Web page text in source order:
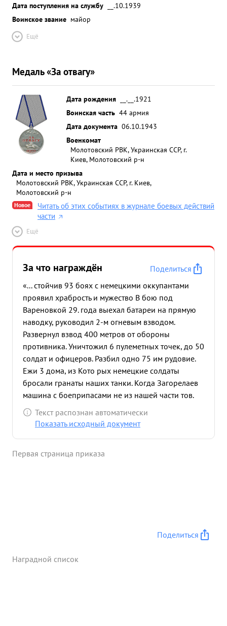
Дата поступления на службу
__.10.1939
Воинское звание майор
Ещё
Медаль «За отвагу»
Дата рождения
__.__.1921
Воинская часть 44 армия
Дата документа 06.10.1943
Военкомат
Молотовский РВК, Украинская ССР, г.
Киев, Молотовский р-н
Дата и место призыва
Молотовский РВК, Украинская ССР, г. Киев,
Молотовский р-н
Новое
Читать об этих событиях в журнале боевых действий
части
Ещё
За что награждён
Поделиться
«... стойчив 93 боях с немецкими оккупантами
проявил храбрость и мужество В бою под
Вареновкой 29. года выехал батареи на прямую
наводку, руководил 2-м огневым взводом.
Развернул взвод 400 метров от обороны
противника. Уничтожил 6 пулеметных точек, до 50
солдат и офицеров. Разбил одно 75 им рудовие.
Ежи 3 дома, из Кото рых немецкие солдаты
бросали гранаты наших танки. Когда Загорелаев
машина с боеприпасами не из нашей части тов.
Спитковский мобилизовал расчет, боеприпасы б
были спасены горевшая машина ротущена Тов.
показывает личный пример и мужество. ...»
Текст распознан автоматически
Показать исходный документ
Первая страница приказа
Поделиться
Наградной список